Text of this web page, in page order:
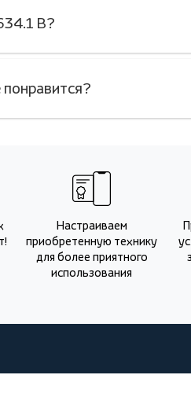
B?
Настраиваем
приобретенную технику
для более приятного
использования